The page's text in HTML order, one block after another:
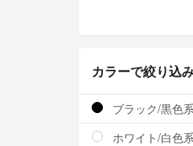
カラーで絞り込
ブラック/黒色系
ホワイト/白色系